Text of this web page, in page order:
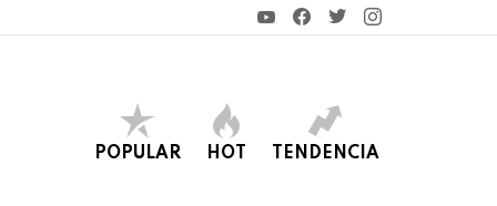
YouTubeFacebook
TwitterInstagram
POPULAR HOT TENDENCIA